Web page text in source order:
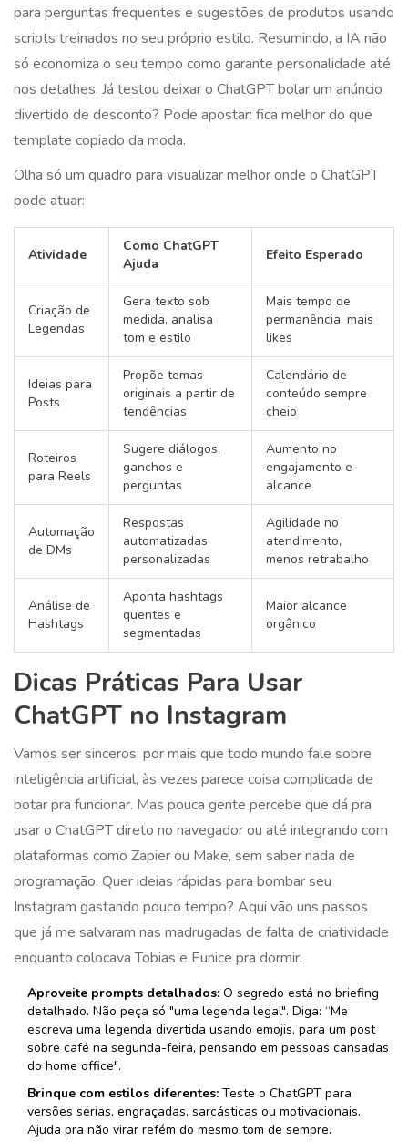
para perguntas frequentes e sugestões de produtos usando
scripts treinados no seu próprio estilo. Resumindo, a IA não
só economiza o seu tempo como garante personalidade até
nos detalhes. Já testou deixar o ChatGPT bolar um anúncio
divertido de desconto? Pode apostar: fica melhor do que
template copiado da moda.
Olha só um quadro para visualizar melhor onde o ChatGPT
pode atuar:
Atividade
Como ChatGPT
Ajuda
Efeito Esperado
Criação de
Legendas
Gera texto sob
medida, analisa
tom e estilo
Mais tempo de
permanência, mais
likes
Ideias para
Posts
Propõe temas
originais a partir de
tendências
Calendário de
conteúdo sempre
cheio
Roteiros
para Reels
Sugere diálogos,
ganchos e
perguntas
Aumento no
engajamento e
alcance
Automação
de DMs
Respostas
automatizadas
personalizadas
Agilidade no
atendimento,
menos retrabalho
Análise de
Hashtags
Aponta hashtags
quentes e
segmentadas
Maior alcance
orgânico
Dicas Práticas Para Usar
ChatGPT no Instagram
Vamos ser sinceros: por mais que todo mundo fale sobre
inteligência artificial, às vezes parece coisa complicada de
botar pra funcionar. Mas pouca gente percebe que dá pra
usar o ChatGPT direto no navegador ou até integrando com
plataformas como Zapier ou Make, sem saber nada de
programação. Quer ideias rápidas para bombar seu
Instagram gastando pouco tempo? Aqui vão uns passos
que já me salvaram nas madrugadas de falta de criatividade
enquanto colocava Tobias e Eunice pra dormir.
Aproveite prompts detalhados: O segredo está no briefing
detalhado. Não peça só "uma legenda legal". Diga: “Me
escreva uma legenda divertida usando emojis, para um post
sobre café na segunda-feira, pensando em pessoas cansadas
do home office".
Brinque com estilos diferentes: Teste o ChatGPT para
versões sérias, engraçadas, sarcásticas ou motivacionais.
Ajuda pra não virar refém do mesmo tom de sempre.